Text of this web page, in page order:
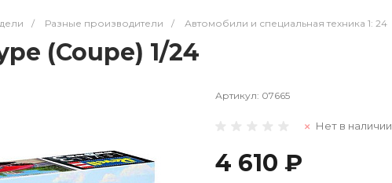
/ Разные производители / Автомобили и специальная техника 1: 24
(Coupe) 1/24
Артикул: 07665
Нет в наличии
4 610 ₽